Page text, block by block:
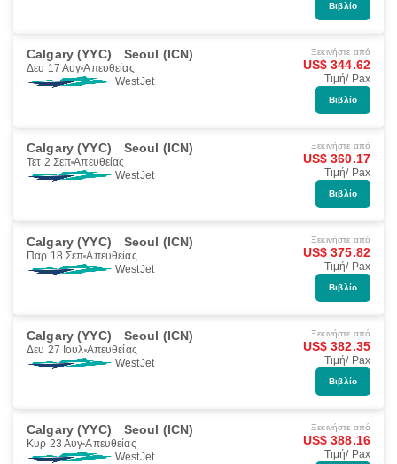
Βιβλίο
Calgary (YYC) Seoul (ICN)
Δευ 17 Αυγ Απευθείας
WestJet
Ξεκινήστε από
US$ 344.62
Τιμή/ Pax
Βιβλίο
Calgary (YYC) Seoul (ICN)
Τετ 2 Σεπ Απευθείας
WestJet
Ξεκινήστε από
US$ 360.17
Τιμή/ Pax
Βιβλίο
Calgary (YYC) Seoul (ICN)
Παρ 18 Σεπ Απευθείας
WestJet
Ξεκινήστε από
US$ 375.82
Τιμή/ Pax
Βιβλίο
Calgary (YYC) Seoul (ICN)
Δευ 27 Ιουλ Απευθείας
WestJet
Ξεκινήστε από
US$ 382.35
Τιμή/ Pax
Βιβλίο
Calgary (YYC) Seoul (ICN)
Κυρ 23 Αυγ Απευθείας
WestJet
Ξεκινήστε από
US$ 388.16
Τιμή/ Pax